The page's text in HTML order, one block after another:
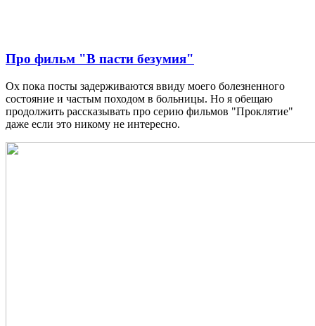
Про фильм "В пасти безумия"
Ох пока посты задерживаются ввиду моего болезненного
состояние и частым походом в больницы. Но я обещаю
продолжить рассказывать про серию фильмов "Проклятие"
даже если это никому не интересно.